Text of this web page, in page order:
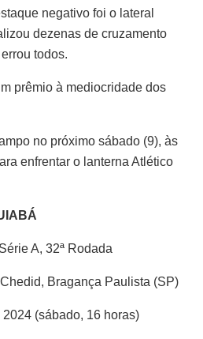
negativo foi o lateral
dezenas de cruzamento
todos.
prêmio à mediocridade dos
no próximo sábado (9), às
enfrentar o lanterna Atlético
A, 32ª Rodada
Bragança Paulista (SP)
(sábado, 16 horas)